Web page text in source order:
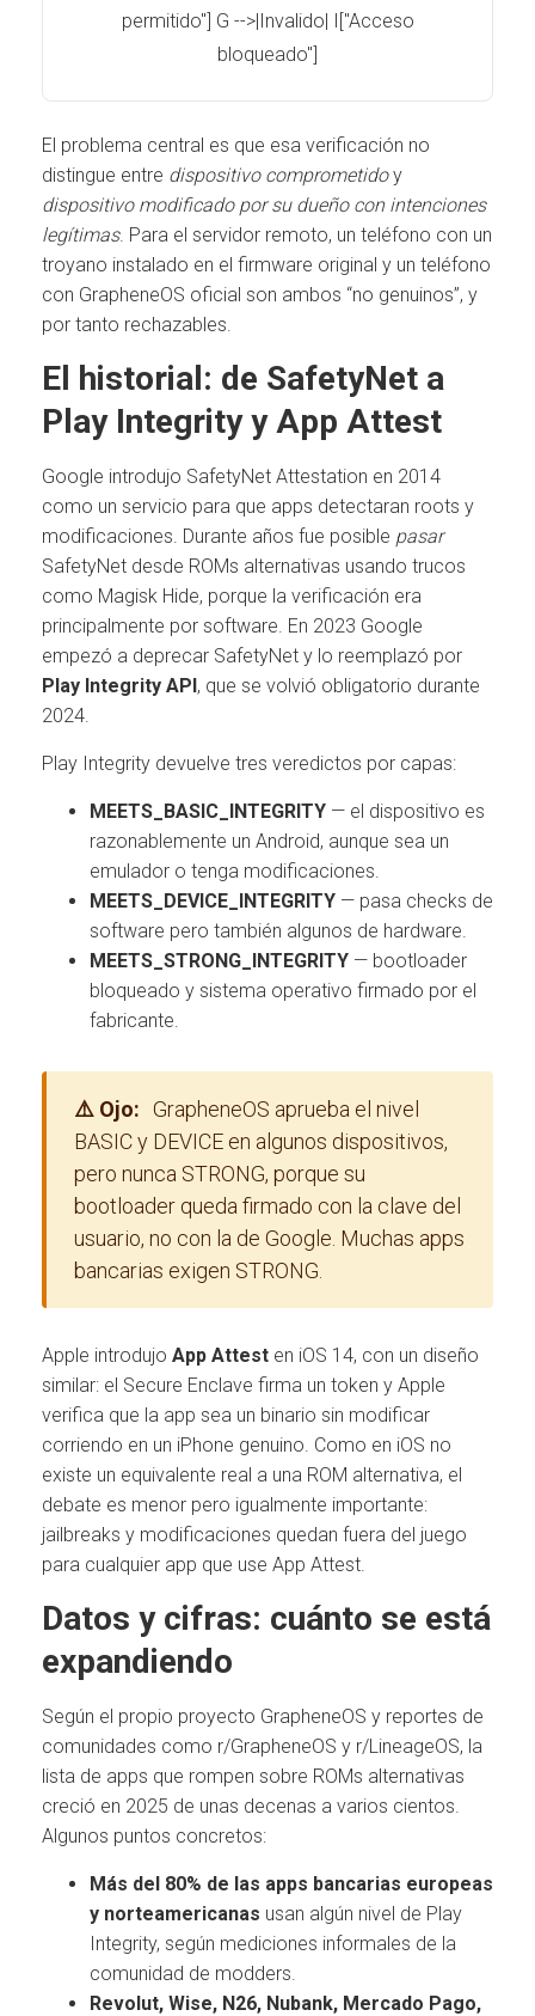
permitido"] G -->|Invalido| I["Acceso
bloqueado"]
El problema central es que esa verificación no
distingue entre dispositivo comprometidoy
dispositivo modificado por su dueño con intenciones
legítimas. Para el servidor remoto, un teléfono con un
troyano instalado en el firmware original y un teléfono
con GrapheneOS oficial son ambos “no genuinos”, y
por tanto rechazables.
El historial: de SafetyNet a
Play Integrity y App Attest
Google introdujo SafetyNet Attestation en 2014
como un servicio para que apps detectaran roots y
modificaciones. Durante años fue posible pasar
SafetyNet desde ROMs alternativas usando trucos
como Magisk Hide, porque la verificación era
principalmente por software. En 2023 Google
empezó a deprecar SafetyNet y lo reemplazó por
Play Integrity API, que se volvió obligatorio durante
2024.
Play Integrity devuelve tres veredictos por capas:
MEETS_BASIC_INTEGRITY — el dispositivo es
razonablemente un Android, aunque sea un
emulador o tenga modificaciones.
MEETS_DEVICE_INTEGRITY — pasa checks de
software pero también algunos de hardware.
MEETS_STRONG_INTEGRITY — bootloader
bloqueado y sistema operativo firmado por el
fabricante.
⚠️ Ojo: GrapheneOS aprueba el nivel
BASIC y DEVICE en algunos dispositivos,
pero nunca STRONG, porque su
bootloader queda firmado con la clave del
usuario, no con la de Google. Muchas apps
bancarias exigen STRONG.
Apple introdujo App Attest en iOS 14, con un diseño
similar: el Secure Enclave firma un token y Apple
verifica que la app sea un binario sin modificar
corriendo en un iPhone genuino. Como en iOS no
existe un equivalente real a una ROM alternativa, el
debate es menor pero igualmente importante:
jailbreaks y modificaciones quedan fuera del juego
para cualquier app que use App Attest.
Datos y cifras: cuánto se está
expandiendo
Según el propio proyecto GrapheneOS y reportes de
comunidades como r/GrapheneOS y r/LineageOS, la
lista de apps que rompen sobre ROMs alternativas
creció en 2025 de unas decenas a varios cientos.
Algunos puntos concretos:
Más del 80% de las apps bancarias europeas
y norteamericanas usan algún nivel de Play
Integrity, según mediciones informales de la
comunidad de modders.
Revolut, Wise, N26, Nubank, Mercado Pago,